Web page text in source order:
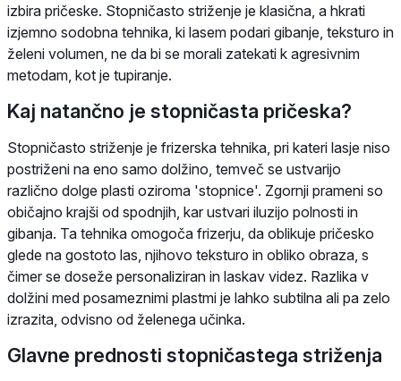
izbira pričeske. Stopničasto striženje je klasična, a hkrati
izjemno sodobna tehnika, ki lasem podari gibanje, teksturo in
želeni volumen, ne da bi se morali zatekati k agresivnim
metodam, kot je tupiranje.
Kaj natančno je stopničasta pričeska?
Stopničasto striženje je frizerska tehnika, pri kateri lasje niso
postriženi na eno samo dolžino, temveč se ustvarijo
različno dolge plasti oziroma 'stopnice'. Zgornji prameni so
običajno krajši od spodnjih, kar ustvari iluzijo polnosti in
gibanja. Ta tehnika omogoča frizerju, da oblikuje pričesko
glede na gostoto las, njihovo teksturo in obliko obraza, s
čimer se doseže personaliziran in laskav videz. Razlika v
dolžini med posameznimi plastmi je lahko subtilna ali pa zelo
izrazita, odvisno od želenega učinka.
Glavne prednosti stopničastega striženja